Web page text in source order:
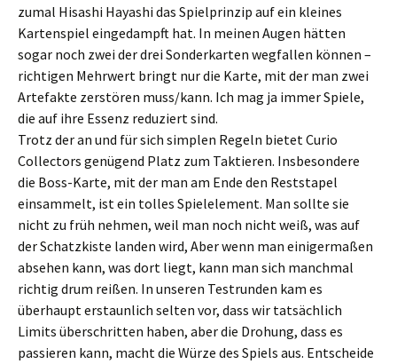
zumal Hisashi Hayashi das Spielprinzip auf ein kleines
Kartenspiel eingedampft hat. In meinen Augen hätten
sogar noch zwei der drei Sonderkarten wegfallen können –
richtigen Mehrwert bringt nur die Karte, mit der man zwei
Artefakte zerstören muss/kann. Ich mag ja immer Spiele,
die auf ihre Essenz reduziert sind.
Trotz der an und für sich simplen Regeln bietet Curio
Collectors genügend Platz zum Taktieren. Insbesondere
die Boss-Karte, mit der man am Ende den Reststapel
einsammelt, ist ein tolles Spielelement. Man sollte sie
nicht zu früh nehmen, weil man noch nicht weiß, was auf
der Schatzkiste landen wird, Aber wenn man einigermaßen
absehen kann, was dort liegt, kann man sich manchmal
richtig drum reißen. In unseren Testrunden kam es
überhaupt erstaunlich selten vor, dass wir tatsächlich
Limits überschritten haben, aber die Drohung, dass es
passieren kann, macht die Würze des Spiels aus. Entscheide